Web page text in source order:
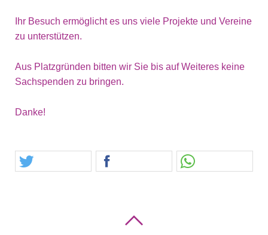
Ihr Besuch ermöglicht es uns viele Projekte und Vereine
zu unterstützen.
Aus Platzgründen bitten wir Sie bis auf Weiteres keine
Sachspenden zu bringen.
Danke!